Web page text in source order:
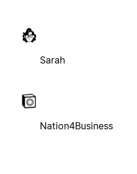
Sarah
Nation4Business